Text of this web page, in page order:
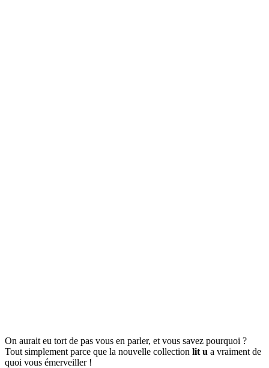
On aurait eu tort de pas vous en parler, et vous savez pourquoi ?
Tout simplement parce que la nouvelle collection lit u a vraiment de
quoi vous émerveiller !